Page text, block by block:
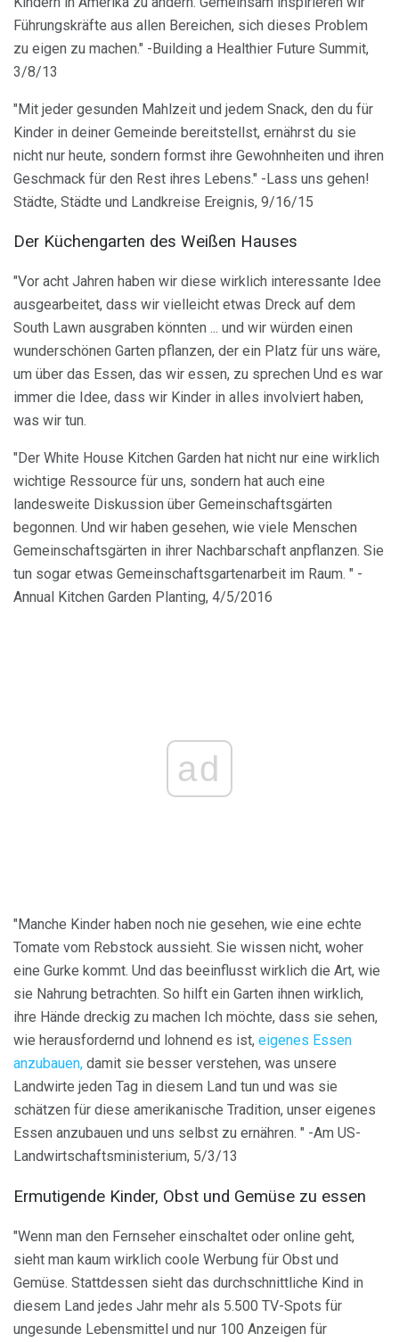
Führungskräfte aus allen Bereichen, sich dieses Problem
zu eigen zu machen." -Building a Healthier Future Summit,
3/8/13
"Mit jeder gesunden Mahlzeit und jedem Snack, den du für
Kinder in deiner Gemeinde bereitstellst, ernährst du sie
nicht nur heute, sondern formst ihre Gewohnheiten und ihren
Geschmack für den Rest ihres Lebens." -Lass uns gehen!
Städte, Städte und Landkreise Ereignis, 9/16/15
Der Küchengarten des Weißen Hauses
"Vor acht Jahren haben wir diese wirklich interessante Idee
ausgearbeitet, dass wir vielleicht etwas Dreck auf dem
South Lawn ausgraben könnten ... und wir würden einen
wunderschönen Garten pflanzen, der ein Platz für uns wäre,
um über das Essen, das wir essen, zu sprechen Und es war
immer die Idee, dass wir Kinder in alles involviert haben,
was wir tun.
"Der White House Kitchen Garden hat nicht nur eine wirklich
wichtige Ressource für uns, sondern hat auch eine
landesweite Diskussion über Gemeinschaftsgärten
begonnen. Und wir haben gesehen, wie viele Menschen
Gemeinschaftsgärten in ihrer Nachbarschaft anpflanzen. Sie
tun sogar etwas Gemeinschaftsgartenarbeit im Raum. " -
Annual Kitchen Garden Planting, 4/5/2016
ad
"Manche Kinder haben noch nie gesehen, wie eine echte
Tomate vom Rebstock aussieht. Sie wissen nicht, woher
eine Gurke kommt. Und das beeinflusst wirklich die Art, wie
sie Nahrung betrachten. So hilft ein Garten ihnen wirklich,
ihre Hände dreckig zu machen Ich möchte, dass sie sehen,
wie herausfordernd und lohnend es ist, eigenes Essen
anzubauen, damit sie besser verstehen, was unsere
Landwirte jeden Tag in diesem Land tun und was sie
schätzen für diese amerikanische Tradition, unser eigenes
Essen anzubauen und uns selbst zu ernähren. " -Am US-
Landwirtschaftsministerium, 5/3/13
Ermutigende Kinder, Obst und Gemüse zu essen
"Wenn man den Fernseher einschaltet oder online geht,
sieht man kaum wirklich coole Werbung für Obst und
Gemüse. Stattdessen sieht das durchschnittliche Kind in
diesem Land jedes Jahr mehr als 5.500 TV-Spots für
ungesunde Lebensmittel und nur 100 Anzeigen für